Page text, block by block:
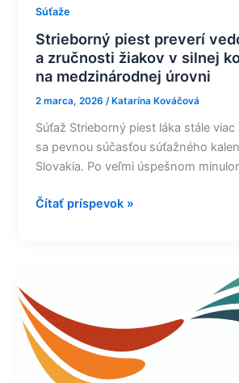
Súťaže
Strieborný piest preverí
a zručnosti žiakov v silnej
na medzinárodnej úrovni
2 marca, 2026/ Katarína Kováčová
Súťaž Strieborný piest láka stále
sa pevnou súčasťou súťažného
Slovakia. Po veľmi úspešnom
Čítať príspevok »
zamestnávateľov
v duálnom
vzdelávaní
po